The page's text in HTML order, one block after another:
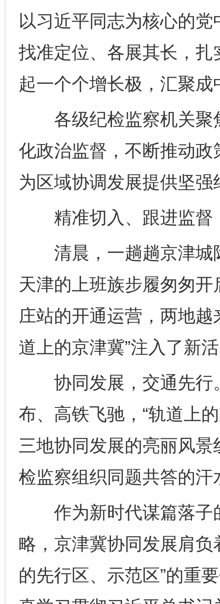
以习近平同志为核心的
找准定位、各展其长，
起一个个增长极，汇聚
各级纪检监察机关聚
化政治监督，不断推动
为区域协调发展提供坚强
精准切入、跟进监督
清晨，一趟趟京津城
天津的上班族步履匆匆
庄站的开通运营，两地越
道上的京津冀”注入了新
协同发展，交通先行
布、高铁飞驰，“轨道上
三地协同发展的亮丽风
检监察组织同题共答的汗
作为新时代谋篇落子
略，京津冀协同发展肩负
的先行区、示范区”的重